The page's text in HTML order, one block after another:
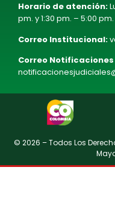
Horario de atención:
pm. y 1:30 pm. – 5:00 pm.
Correo Institucional:
Correo
© 2026 – Todos Los